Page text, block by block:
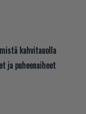
kahvitauolla
ja puheenaiheet